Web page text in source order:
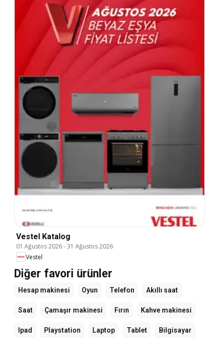
Vestel Katalog
01 Ağustos 2026-31 Ağustos 2026
Vestel
Diğer favori ürünler
Hesap makinesi Oyun Telefon Akıllı saat
Saat Çamaşır makinesi Fırın Kahve makinesi
Ipad Playstation Laptop Tablet Bilgisayar